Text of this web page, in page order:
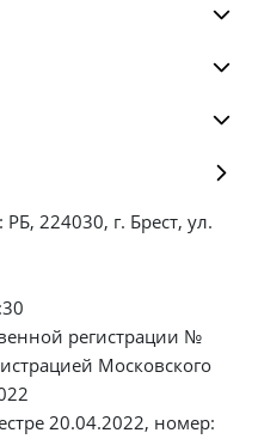
224030, г. Брест, ул.
регистрации №
Московского
20.04.2022, номер: